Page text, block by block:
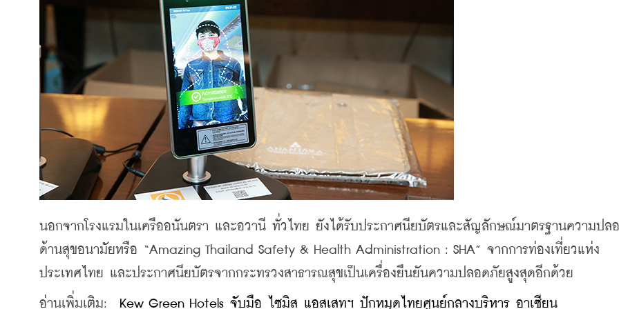
นอกจากโรงแรมในเครืออนันตรา และอวานี ทั่วไทย ยังได้รับประกาศนียบัตรและสัญลักษณ์มาตรฐานความปล
ด้านสุขอนามัยหรือ “Amazing Thailand Safety & Health Administration : SHA” จากการท่องเที่ยวแห่ง
ประเทศไทย และประกาศนียบัตรจากกระทรวงสาธารณสุขเป็นเครื่องยืนยันความปลอดภัยสูงสุดอีกด้วย
อ่านเพิ่มเติม: Kew Green Hotels จับมือ ไซมิส แอสเสทฯ ปักหมุดไทยศูนย์กลางบริหาร อาเซียน